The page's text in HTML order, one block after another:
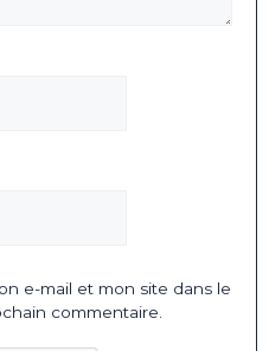
e-mail et mon site dans le
commentaire.